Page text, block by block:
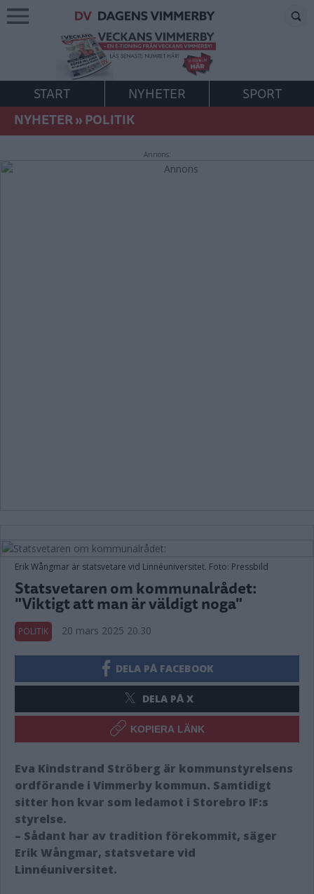
START NYHETER
SPORT
NYHETER»POLITIK
Annons:
Erik Wångmar är statsvetare vid Linnéuniversitet. Foto: Pressbild
Statsvetaren om kommunalrådet:
"Viktigt att man är väldigt noga"
POLITIK 20 mars 2025 20.30
DELA PÅ FACEBOOK
DELA PÅ X
KOPIERA LÄNK
Eva Kindstrand Ströberg är kommunstyrelsens
ordförande i Vimmerby kommun. Samtidigt
sitter hon kvar som ledamot i Storebro IF:s
styrelse.
– Sådant har av tradition förekommit, säger
Erik Wångmar, statsvetare vid
Linnéuniversitet.